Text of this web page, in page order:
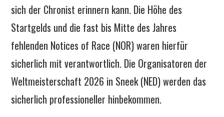
sich der Chronist erinnern kann. Die Höhe des
Startgelds und die fast bis Mitte des Jahres
fehlenden Notices of Race (NOR) waren hierfür
sicherlich mit verantwortlich. Die Organisatoren der
Weltmeisterschaft 2026 in Sneek (NED) werden das
sicherlich professioneller hinbekommen.